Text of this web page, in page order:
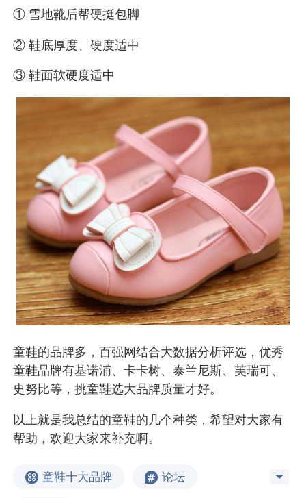
① 雪地靴后帮硬挺包脚
② 鞋底厚度、硬度适中
③ 鞋面软硬度适中
童鞋的品牌多，百强网结合大数据分析评选，优秀
童鞋品牌有基诺浦、卡卡树、泰兰尼斯、芙瑞可、
史努比等，挑童鞋选大品牌质量才好。
以上就是我总结的童鞋的几个种类，希望对大家有
帮助，欢迎大家来补充啊。
童鞋十大品牌 论坛